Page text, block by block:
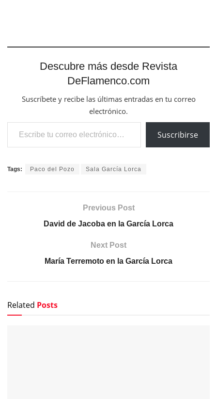
Descubre más desde Revista
DeFlamenco.com
Suscríbete y recibe las últimas entradas en tu correo
electrónico.
Escribe tu correo electrónico…
Suscribirse
Tags: Paco del Pozo Sala García Lorca
Previous Post
David de Jacoba en la García Lorca
Next Post
María Terremoto en la García Lorca
Related Posts